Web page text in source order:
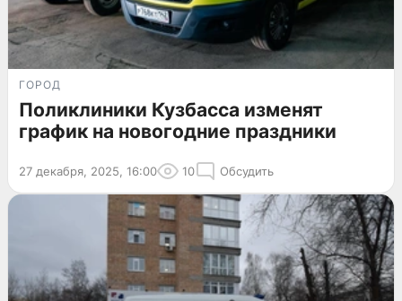
ГОРОД
Поликлиники Кузбасса изменят
график на новогодние праздники
27 декабря, 2025, 16:00 10 Обсудить